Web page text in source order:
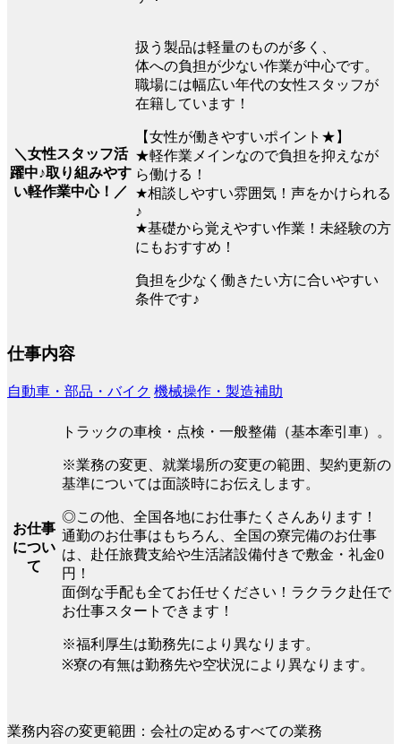
＼女性スタッフ活
躍中♪取り組みやす
い軽作業中心！／
扱う製品は軽量のものが多く、
体への負担が少ない作業が中心です。
職場には幅広い年代の女性スタッフが
在籍しています！
【女性が働きやすいポイント★】
★軽作業メインなので負担を抑えなが
ら働ける！
★相談しやすい雰囲気！声をかけられる
♪
★基礎から覚えやすい作業！未経験の方
にもおすすめ！
負担を少なく働きたい方に合いやすい
条件です♪
仕事内容
自動車・部品・バイク 機械操作・製造補助
お仕事
につい
て
トラックの車検・点検・一般整備（基本牽引車）。
※業務の変更、就業場所の変更の範囲、契約更新の
基準については面談時にお伝えします。
◎この他、全国各地にお仕事たくさんあります！
通勤のお仕事はもちろん、全国の寮完備のお仕事
は、赴任旅費支給や生活諸設備付きで敷金・礼金0
円！
面倒な手配も全てお任せください！ラクラク赴任で
お仕事スタートできます！
※福利厚生は勤務先により異なります。
※寮の有無は勤務先や空状況により異なります。
業務内容の変更範囲：会社の定めるすべての業務